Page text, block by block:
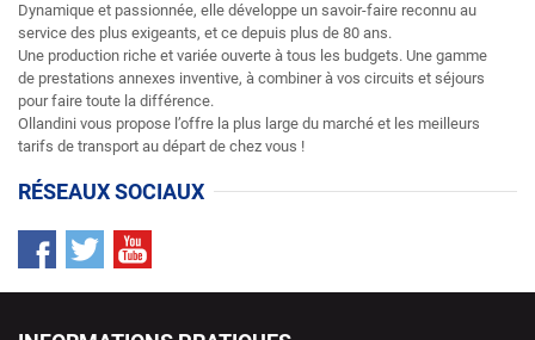
Dynamique et passionnée, elle développe un savoir-faire reconnu au
service des plus exigeants, et ce depuis plus de 80 ans.
Une production riche et variée ouverte à tous les budgets. Une gamme
de prestations annexes inventive, à combiner à vos circuits et séjours
pour faire toute la différence.
Ollandini vous propose l’offre la plus large du marché et les meilleurs
tarifs de transport au départ de chez vous !
RÉSEAUX SOCIAUX